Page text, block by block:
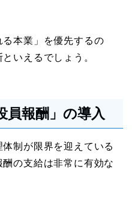
る本業」を優先するの
いえるでしょう。
員報酬」の導入
制が限界を迎えている
の支給は非常に有効な